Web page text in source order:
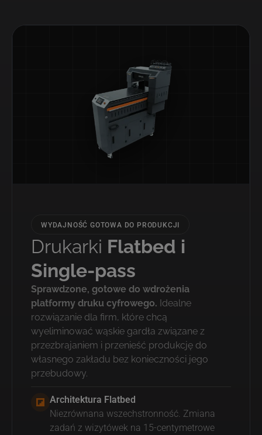
WYDAJNOŚĆ GOTOWA DO PRODUKCJI
Drukarki Flatbed i
Single-pass
Sprawdzone, gotowe do wdrożenia
platformy druku cyfrowego. Idealne
rozwiązanie dla firm, które chcą
wyeliminować wąskie gardła związane z
przezbrajaniem i przenieść produkcję do
własnego zakładu bez konieczności jego
przebudowy.
Architektura Flatbed
Niezrównana wszechstronność. Zmiana
zadań z wizytówek na 15-centymetrowe